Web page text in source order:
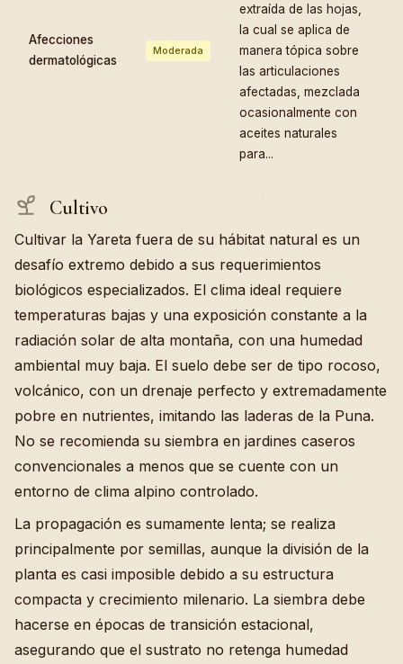
Afecciones
dermatológicas
Moderada
extraída de las hojas,
la cual se aplica de
manera tópica sobre
las articulaciones
afectadas, mezclada
ocasionalmente con
aceites naturales
para...
Cultivo
Cultivar la Yareta fuera de su hábitat natural es un
desafío extremo debido a sus requerimientos
biológicos especializados. El clima ideal requiere
temperaturas bajas y una exposición constante a la
radiación solar de alta montaña, con una humedad
ambiental muy baja. El suelo debe ser de tipo rocoso,
volcánico, con un drenaje perfecto y extremadamente
pobre en nutrientes, imitando las laderas de la Puna.
No se recomienda su siembra en jardines caseros
convencionales a menos que se cuente con un
entorno de clima alpino controlado.
La propagación es sumamente lenta; se realiza
principalmente por semillas, aunque la división de la
planta es casi imposible debido a su estructura
compacta y crecimiento milenario. La siembra debe
hacerse en épocas de transición estacional,
asegurando que el sustrato no retenga humedad